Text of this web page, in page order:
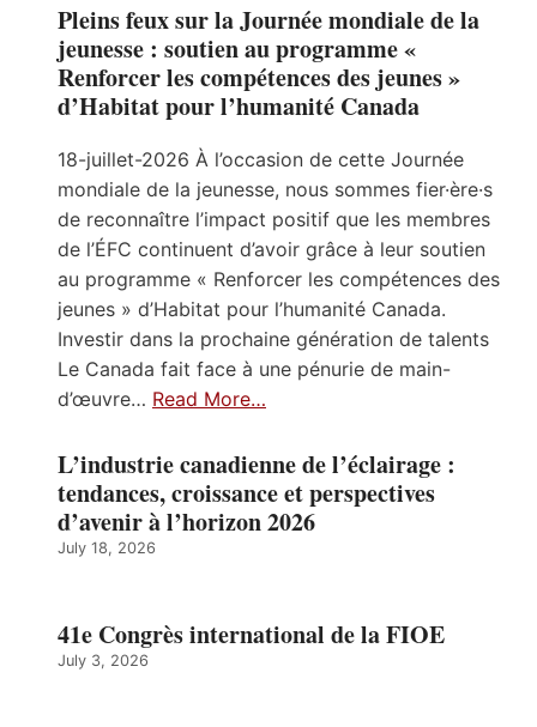
Pleins feux sur la Journée mondiale de la
jeunesse : soutien au programme «
Renforcer les compétences des jeunes »
d’Habitat pour l’humanité Canada
18-juillet-2026 À l’occasion de cette Journée
mondiale de la jeunesse, nous sommes fier·ère·s
de reconnaître l’impact positif que les membres
de l’ÉFC continuent d’avoir grâce à leur soutien
au programme « Renforcer les compétences des
jeunes » d’Habitat pour l’humanité Canada.
Investir dans la prochaine génération de talents
Le Canada fait face à une pénurie de main-
d’œuvre… Read More…
L’industrie canadienne de l’éclairage :
tendances, croissance et perspectives
d’avenir à l’horizon 2026
July 18, 2026
41e Congrès international de la FIOE
July 3, 2026